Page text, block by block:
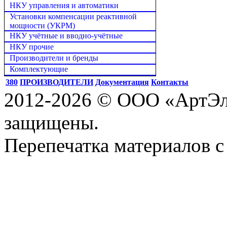
НКУ управления и автоматики
Установки компенсации реактивной
мощности (УКРМ)
НКУ учётные и вводно-учётные
НКУ прочие
Производители и бренды
Комплектующие
380 ПРОИЗВОДИТЕЛИ Документация Контакты
2012-2026 © ООО
защищены.
Перепечатка материалов